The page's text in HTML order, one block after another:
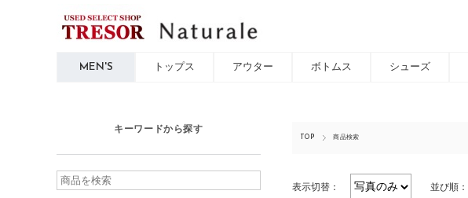
MEN'S トップス アウター ボトムス シューズ
TOP 商品検索
表示切替： 並び順：
キーワードから探す